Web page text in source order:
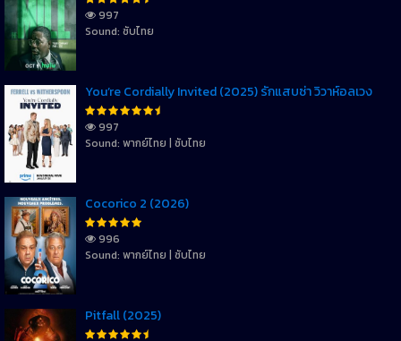
997
Sound: ซับไทย
You’re Cordially Invited (2025) รักแสบซ่า วิวาห์อลเวง
997
Sound: พากย์ไทย | ซับไทย
Cocorico 2 (2026)
996
Sound: พากย์ไทย | ซับไทย
Pitfall (2025)